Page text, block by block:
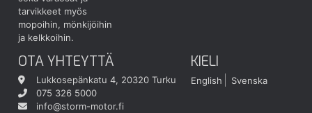
tarvikkeet myös
mopoihin, mönkijöihin
ja kelkkoihin.
OTA YHTEYTTÄ
Lukkosepänkatu 4, 20320 Turku
075 326 5000
info@storm-motor.fi
KIELI
English Svenska